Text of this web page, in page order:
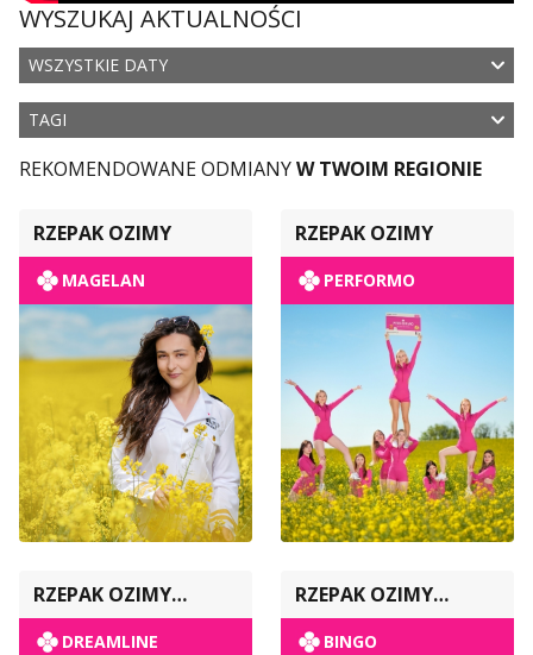
WYSZUKAJ AKTUALNOŚCI
WSZYSTKIE DATY
TAGI
REKOMENDOWANE ODMIANYW TWOIM REGIONIE
RZEPAK OZIMY
MAGELAN
RZEPAK OZIMY
PERFORMO
RZEPAK OZIMY
POPULACYJNY
DREAMLINE
RZEPAK OZIMY
POPULACYJNY
BINGO